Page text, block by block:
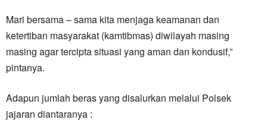
Mari bersama – sama kita menjaga keamanan dan
ketertiban masyarakat (kamtibmas) diwilayah masing
masing agar tercipta situasi yang aman dan kondusif,”
pintanya.
Adapun jumlah beras yang disalurkan melalui Polsek
jajaran diantaranya :